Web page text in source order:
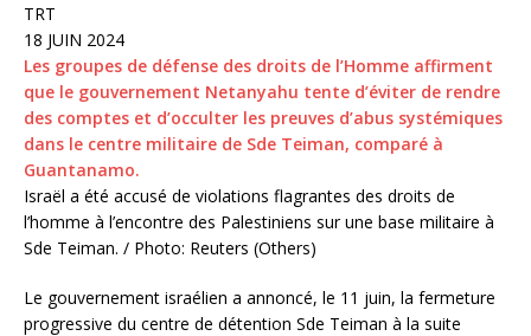
TRT
18 JUIN 2024
Les groupes de défense des droits de l’Homme affirment
que le gouvernement Netanyahu tente d’éviter de rendre
des comptes et d’occulter les preuves d’abus systémiques
dans le centre militaire de Sde Teiman, comparé à
Guantanamo.
Israël a été accusé de violations flagrantes des droits de
l’homme à l’encontre des Palestiniens sur une base militaire à
Sde Teiman. / Photo: Reuters (Others)
Le gouvernement israélien a annoncé, le 11 juin, la fermeture
progressive du centre de détention Sde Teiman à la suite